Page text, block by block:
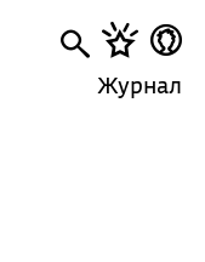
Журнал